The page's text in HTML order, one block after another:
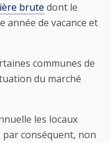
brute dont le
année de vacance et
communes de
du marché
les locaux
conséquent, non